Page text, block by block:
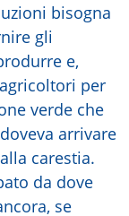
bisogna
gli
e,
per
verde che
arrivare
carestia.
da dove
se